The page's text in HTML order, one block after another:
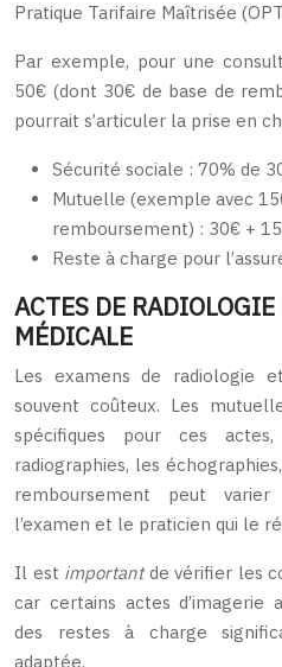
Pratique Tarifaire Maîtrisée
Par exemple, pour une
50€ (dont 30€ de base de
pourrait s’articuler la prise en
Sécurité sociale : 70% de
Mutuelle (exemple avec
remboursement) : 30€ +
Reste à charge pour
ACTES DE
MÉDICALE
Les examens de radiologie
souvent coûteux. Les
spécifiques pour ces
radiographies, les
remboursement peut
l’examen et le praticien qui le
Il est importantde vérifier les
car certains actes d’imagerie
des restes à charge
adaptée.